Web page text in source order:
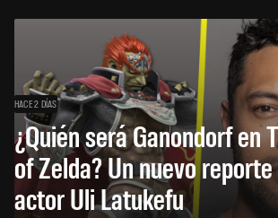
HACE 2 DÍAS
¿Quién será Ganondorf en
of Zelda? Un nuevo
actor Uli Latukefu